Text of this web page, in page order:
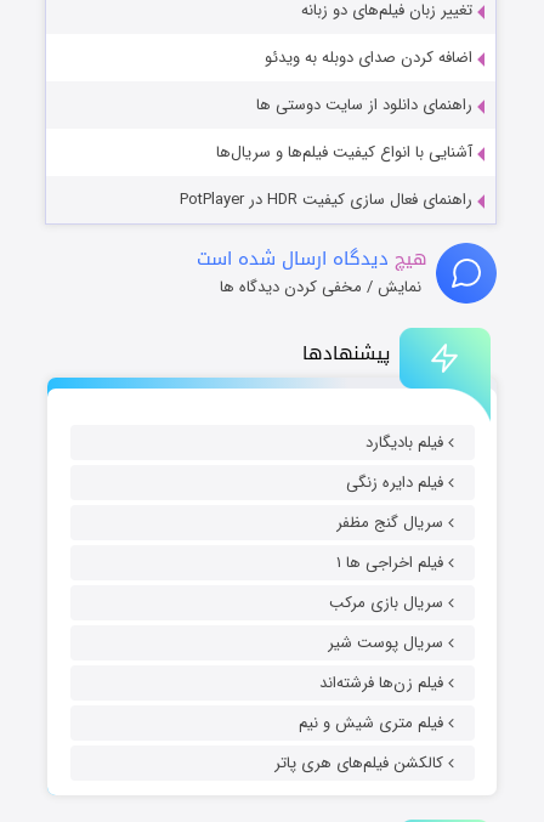
پیشنهادها
فیلم بادیگارد
فیلم دایره زنگی
سریال گنج مظفر
فیلم اخراجی ها ۱
سریال بازی مرکب
سریال پوست شیر
فیلم زن‌ها فرشته‌اند
فیلم متری شیش و نیم
کالکشن فیلم‌های هری پاتر
تغییر زبان فیلم‌های دو زبانه
اضافه کردن صدای دوبله به ویدئو
راهنمای دانلود از سایت دوستی ها
آشنایی با انواع کیفیت فیلم‌ها و سریال‌ها
راهنمای فعال سازی کیفیت HDR در PotPlayer
هیچ دیدگاه ارسال شده است
نمایش / مخفی کردن دیدگاه ها